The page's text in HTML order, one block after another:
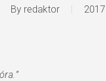
By redaktor